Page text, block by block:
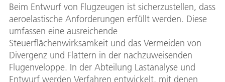
Beim Entwurf von Flugzeugen ist sicherzustellen, dass
aeroelastische Anforderungen erfüllt werden. Diese
umfassen eine ausreichende
Steuerflächenwirksamkeit und das Vermeiden von
Divergenz und Flattern in der nachzuweisenden
Flugenveloppe. In der Abteilung Lastanalyse und
Entwurf werden Verfahren entwickelt, mit denen